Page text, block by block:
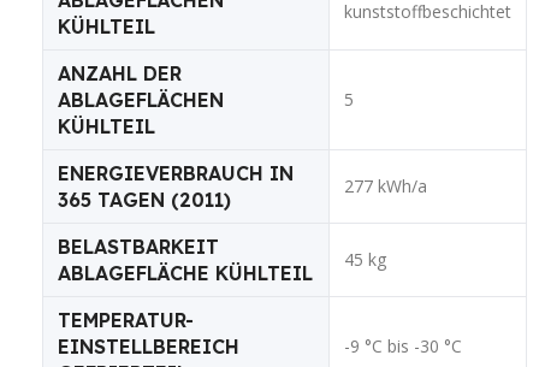
KÜHLTEIL
kunststoffbeschichtet
ANZAHL DER
ABLAGEFLÄCHEN
KÜHLTEIL
5
ENERGIEVERBRAUCH IN
365 TAGEN (2011)
277 kWh/a
BELASTBARKEIT
ABLAGEFLÄCHE KÜHLTEIL
45 kg
TEMPERATUR-
EINSTELLBEREICH
-9 °C bis -30 °C